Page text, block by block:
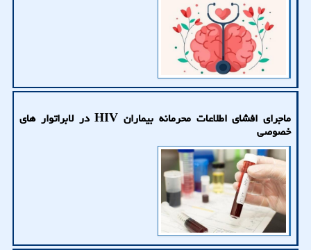
ماجرای افشای اطلاعات محرمانه بیماران HIV در لابراتوار های
خصوصی